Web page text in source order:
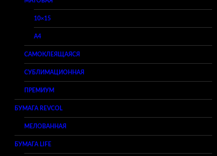
10×15
A4
САМОКЛЕЯЩАЯСЯ
СУБЛИМАЦИОННАЯ
ПРЕМИУМ
БУМАГА REVCOL
МЕЛОВАННАЯ
БУМАГА LIFE